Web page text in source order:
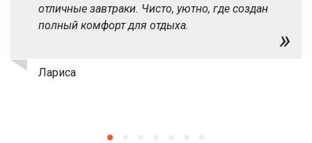
отличные завтраки. Чисто, уютно, где создан
полный комфорт для отдыха.
»
Лариса